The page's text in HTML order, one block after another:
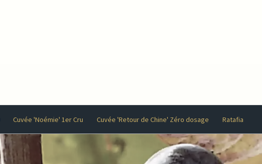
Cuvée 'Noémie' 1er Cru Cuvée 'Retour de Chine' Zéro dosage Ratafia